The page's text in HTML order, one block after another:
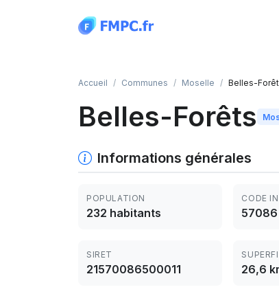
Accueil Communes Moselle Belles-
Belles-Forêts
Informations générales
POPULATION
232 habitants
CODE
57086
SIRET
21570086500011 26,6